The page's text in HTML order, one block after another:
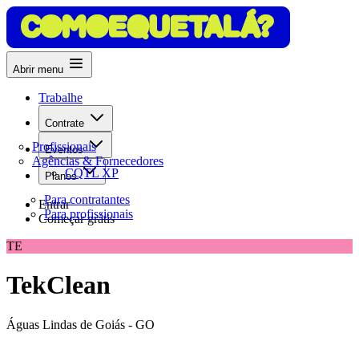
Abrir menu
Trabalhe
Contrate
Profissionais
Agências & Fornecedores
Eventos
CQTL XP
Planos
Para contratantes
Para profissionais
Entrar
Começar grátis
TE
TekClean
Águas Lindas de Goiás - GO